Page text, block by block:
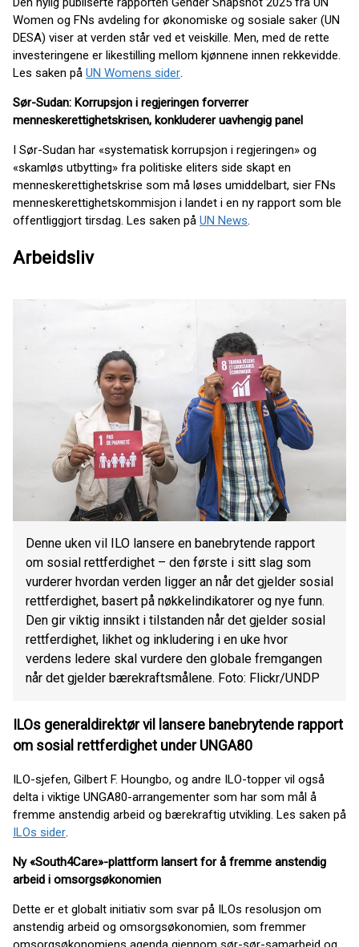
Women og FNs avdeling for økonomiske og sosiale saker (UN
DESA) viser at verden står ved et veiskille. Men, med de rette
investeringene er likestilling mellom kjønnene innen rekkevidde.
Les saken på UN Womens sider.
Sør-Sudan: Korrupsjon i regjeringen forverrer
menneskerettighetskrisen, konkluderer uavhengig panel
I Sør-Sudan har «systematisk korrupsjon i regjeringen» og
«skamløs utbytting» fra politiske eliters side skapt en
menneskerettighetskrise som må løses umiddelbart, sier FNs
menneskerettighetskommisjon i landet i en ny rapport som ble
offentliggjort tirsdag. Les saken på UN News.
Arbeidsliv
Denne uken vil ILO lansere en banebrytende rapport
om sosial rettferdighet – den første i sitt slag som
vurderer hvordan verden ligger an når det gjelder sosial
rettferdighet, basert på nøkkelindikatorer og nye funn.
Den gir viktig innsikt i tilstanden når det gjelder sosial
rettferdighet, likhet og inkludering i en uke hvor
verdens ledere skal vurdere den globale fremgangen
når det gjelder bærekraftsmålene. Foto: Flickr/UNDP
ILOs generaldirektør vil lansere banebrytende rapport
om sosial rettferdighet under UNGA80
ILO-sjefen, Gilbert F. Houngbo, og andre ILO-topper vil også
delta i viktige UNGA80-arrangementer som har som mål å
fremme anstendig arbeid og bærekraftig utvikling. Les saken på
ILOs sider.
Ny «South4Care»-plattform lansert for å fremme anstendig
arbeid i omsorgsøkonomien
Dette er et globalt initiativ som svar på ILOs resolusjon om
anstendig arbeid og omsorgsøkonomien, som fremmer